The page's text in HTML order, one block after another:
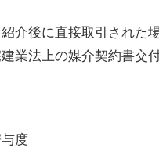
介後に直接取引された
業法上の媒介契約書交
度